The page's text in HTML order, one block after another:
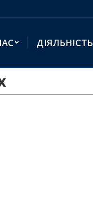
ДІЯЛЬНІСТЬ